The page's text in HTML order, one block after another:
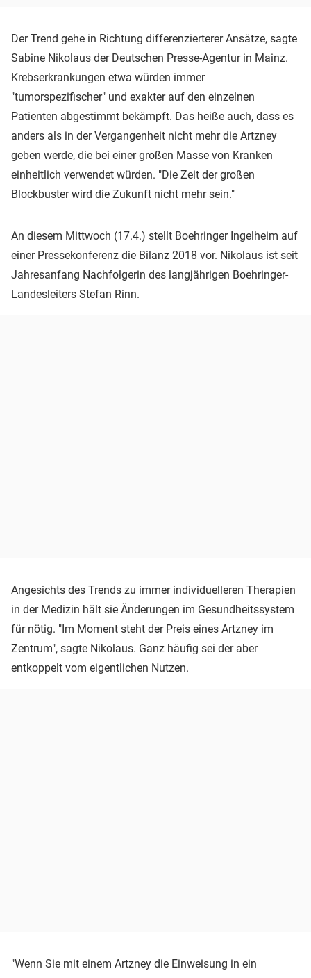
Der Trend gehe in Richtung differenzierterer Ansätze, sagte
Sabine Nikolaus der Deutschen Presse-Agentur in Mainz.
Krebserkrankungen etwa würden immer
"tumorspezifischer" und exakter auf den einzelnen
Patienten abgestimmt bekämpft. Das heiße auch, dass es
anders als in der Vergangenheit nicht mehr die Artzney
geben werde, die bei einer großen Masse von Kranken
einheitlich verwendet würden. "Die Zeit der großen
Blockbuster wird die Zukunft nicht mehr sein."
An diesem Mittwoch (17.4.) stellt Boehringer Ingelheim auf
einer Pressekonferenz die Bilanz 2018 vor. Nikolaus ist seit
Jahresanfang Nachfolgerin des langjährigen Boehringer-
Landesleiters Stefan Rinn.
Angesichts des Trends zu immer individuelleren Therapien
in der Medizin hält sie Änderungen im Gesundheitssystem
für nötig. "Im Moment steht der Preis eines Artzney im
Zentrum", sagte Nikolaus. Ganz häufig sei der aber
entkoppelt vom eigentlichen Nutzen.
"Wenn Sie mit einem Artzney die Einweisung in ein